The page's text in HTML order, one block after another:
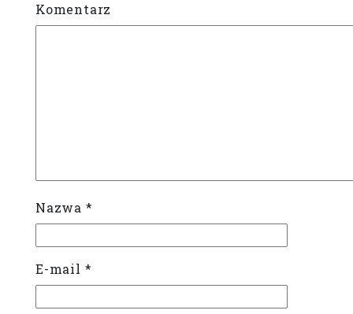
Komentarz
Nazwa *
E-mail *